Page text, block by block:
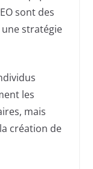
sont des
stratégie
les
mais
création de